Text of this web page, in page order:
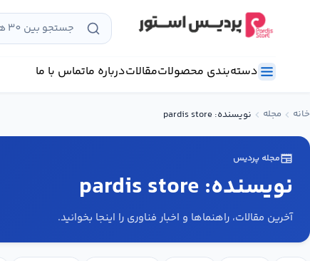
دسته‌بندی محصولاتمقالاتدرباره ماتماس با ما
خانه chevron_left مجله chevron_left نویسنده: pardis store
newspaperمجله پردیس
نویسنده: pardis store
آخرین مقالات، راهنماها و اخبار فناوری را اینجا بخوانید.